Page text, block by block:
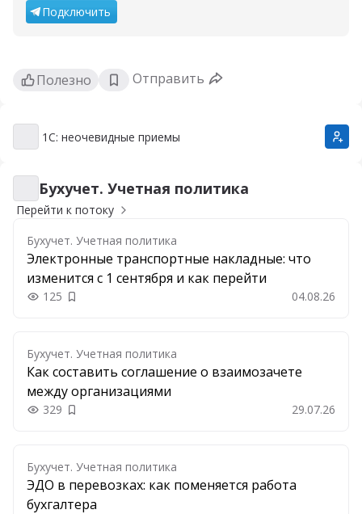
Подключить
Полезно Отправить
1С: неочевидные приемы
1С: неочевидные приемы
Бухучет. Учетная политика
Бухучет. Учетная политика
Перейти к потоку
Бухучет. Учетная политика
Электронные транспортные накладные: что
изменится с 1 сентября и как перейти
125 Добавить в закладки 04.08.26
Бухучет. Учетная политика
Как составить соглашение о взаимозачете
между организациями
329 Добавить в закладки 29.07.26
Бухучет. Учетная политика
ЭДО в перевозках: как поменяется работа
бухгалтера